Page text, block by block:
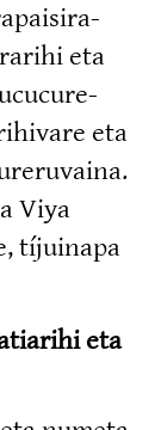
eta
eta
Viya
tíjuinapa
eta